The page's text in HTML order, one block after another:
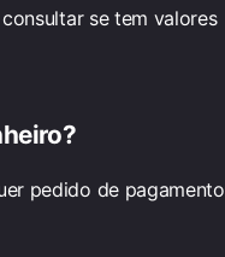
se tem valores
pedido de pagamento